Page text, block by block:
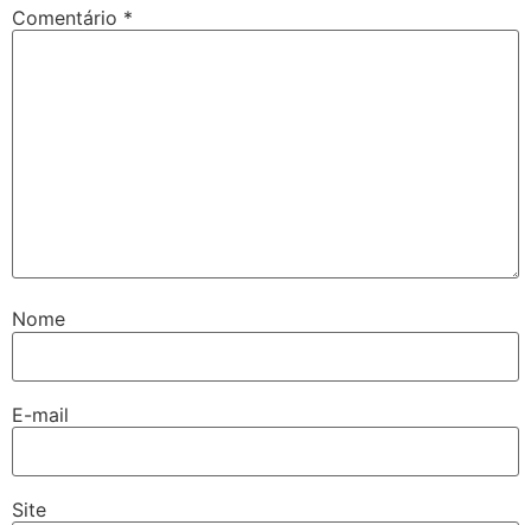
Comentário *
Nome
E-mail
Site